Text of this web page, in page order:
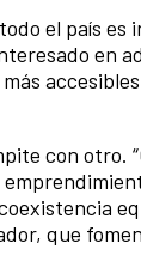
el país es
en
con otro.
que